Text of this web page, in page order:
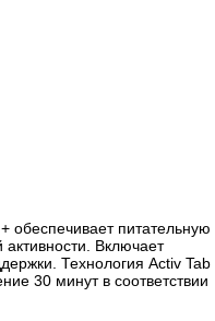
обеспечивает питательную
Включает
Технология Activ Tab
30 минут в соответствии